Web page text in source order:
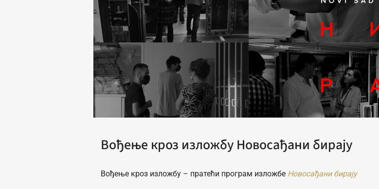
Вођење кроз изложбу Новосађани бирају
Вођење кроз изложбу – пратећи програм изложбе Новосађани бирају